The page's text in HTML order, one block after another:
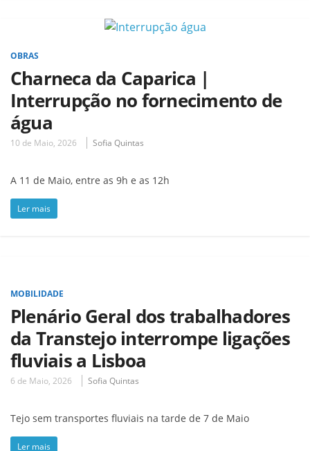
OBRAS
Charneca da Caparica |
Interrupção no fornecimento de
água
10 de Maio, 2026 Sofia Quintas
A 11 de Maio, entre as 9h e as 12h
Ler mais
MOBILIDADE
Plenário Geral dos trabalhadores
da Transtejo interrompe ligações
fluviais a Lisboa
6 de Maio, 2026 Sofia Quintas
Tejo sem transportes fluviais na tarde de 7 de Maio
Ler mais